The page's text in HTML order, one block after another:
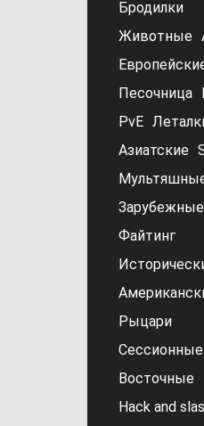
Бродилки
Животные
Песочница
PvE
Азиатские
Зарубежные
Файтинг
Рыцари
Сессионные
Восточные
Hack and